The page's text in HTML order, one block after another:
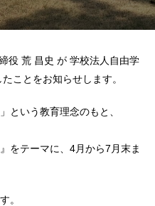
役 荒 昌史 が 学校法人自由学
ことをお知らせします。
という教育理念のもと、
をテーマに、4月から7月末ま
。